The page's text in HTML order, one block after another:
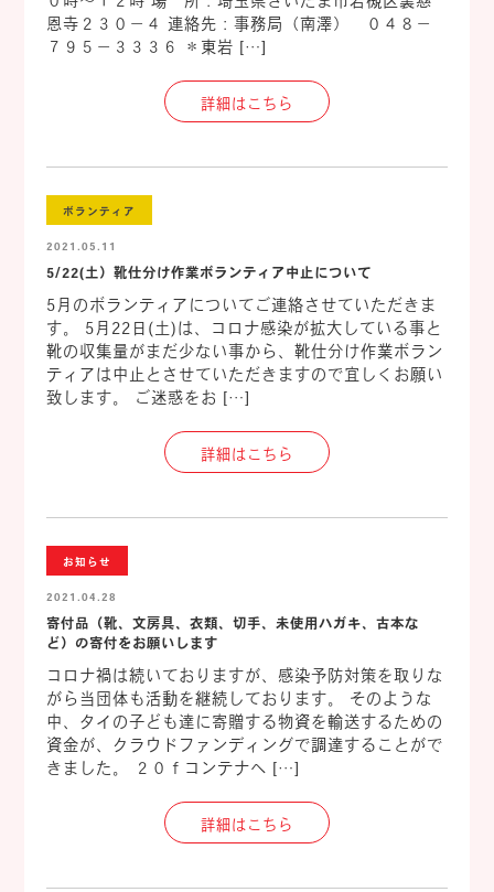
恩寺２３０－４ 連絡先：事務局（南澤） ０４８－
７９５－３３３６ ＊東岩 […]
詳細はこちら
ボランティア
2021.05.11
5/22(土）靴仕分け作業ボランティア中止について
5月のボランティアについてご連絡させていただきま
す。 5月22日(土)は、コロナ感染が拡大している事と
靴の収集量がまだ少ない事から、靴仕分け作業ボラン
ティアは中止とさせていただきますので宜しくお願い
致します。 ご迷惑をお […]
詳細はこちら
お知らせ
2021.04.28
寄付品（靴、文房具、衣類、切手、未使用ハガキ、古本な
ど）の寄付をお願いします
コロナ禍は続いておりますが、感染予防対策を取りな
がら当団体も活動を継続しております。 そのような
中、タイの子ども達に寄贈する物資を輸送するための
資金が、クラウドファンディングで調達することがで
きました。 ２０ｆコンテナへ […]
詳細はこちら